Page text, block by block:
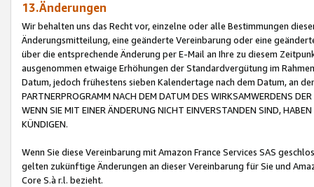
13.Änderungen
Wir behalten uns das Recht vor, einzelne oder alle Bestimmungen
Änderungsmitteilung, eine geänderte Vereinbarung oder eine
über die entsprechende Änderung per E-Mail an Ihre zu diesem
ausgenommen etwaige Erhöhungen der Standardvergütung im
Datum, jedoch frühestens sieben Kalendertage nach dem Datum, an
PARTNERPROGRAMM NACH DEM DATUM DES WIRKSAMWERDENS
WENN SIE MIT EINER ÄNDERUNG NICHT EINVERSTANDEN SIND,
KÜNDIGEN.
Wenn Sie diese Vereinbarung mit Amazon France Services SAS
gelten zukünftige Änderungen an dieser Vereinbarung für Sie und
Core S.à r.l. bezieht.